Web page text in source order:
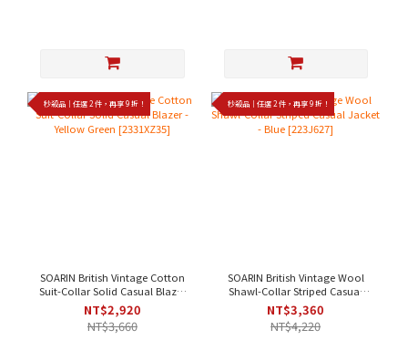
秒殺品｜任選 2 件，再享 9 折！
SOARIN British Vintage Cotton
Suit-Collar Solid Casual Blazer
- Yellow Green [2331XZ35]
NT$2,920
NT$3,660
秒殺品｜任選 2 件，再享 9 折！
SOARIN British Vintage Wool
Shawl-Collar Striped Casual
Jacket - Blue [223J627]
NT$3,360
NT$4,220